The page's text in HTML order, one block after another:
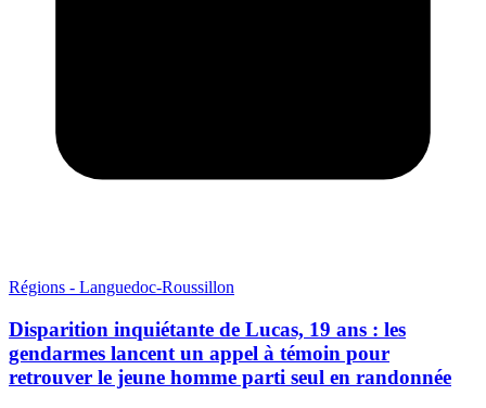
Régions - Languedoc-Roussillon
Disparition inquiétante de Lucas, 19 ans : les
gendarmes lancent un appel à témoin pour
retrouver le jeune homme parti seul en randonnée